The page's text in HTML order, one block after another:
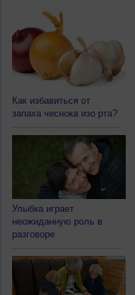
Как избавиться от
запаха чеснока изо рта?
Улыбка играет
неожиданную роль в
разговоре